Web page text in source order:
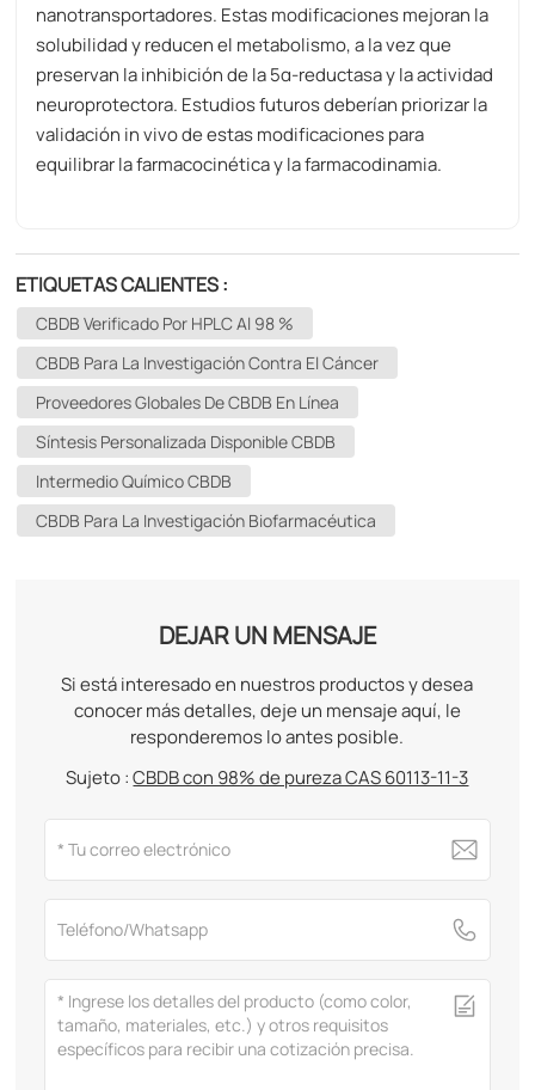
nanotransportadores. Estas modificaciones mejoran la
solubilidad y reducen el metabolismo, a la vez que
preservan la inhibición de la 5α-reductasa y la actividad
neuroprotectora. Estudios futuros deberían priorizar la
validación in vivo de estas modificaciones para
equilibrar la farmacocinética y la farmacodinamia.
ETIQUETAS CALIENTES :
CBDB Verificado Por HPLC Al 98 %
CBDB Para La Investigación Contra El Cáncer
Proveedores Globales De CBDB En Línea
Síntesis Personalizada Disponible CBDB
Intermedio Químico CBDB
CBDB Para La Investigación Biofarmacéutica
DEJAR UN MENSAJE
Si está interesado en nuestros productos y desea
conocer más detalles, deje un mensaje aquí, le
responderemos lo antes posible.
Sujeto :CBDB con 98% de pureza CAS 60113-11-3